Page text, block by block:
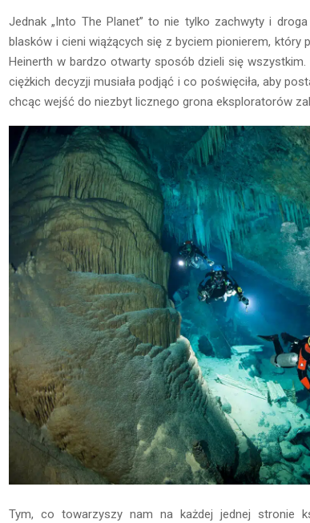
Jednak „Into The Planet” to nie tylko zachwyty i
blasków i cieni wiążących się z byciem pionierem, który
Heinerth w bardzo otwarty sposób dzieli się
ciężkich decyzji musiała podjąć i co poświęciła, aby
chcąc wejść do niezbyt licznego grona eksploratorów
Tym, co towarzyszy nam na każdej jednej stronie